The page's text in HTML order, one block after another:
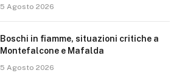
5 Agosto 2026
Boschi in fiamme, situazioni critiche a
Montefalcone e Mafalda
5 Agosto 2026